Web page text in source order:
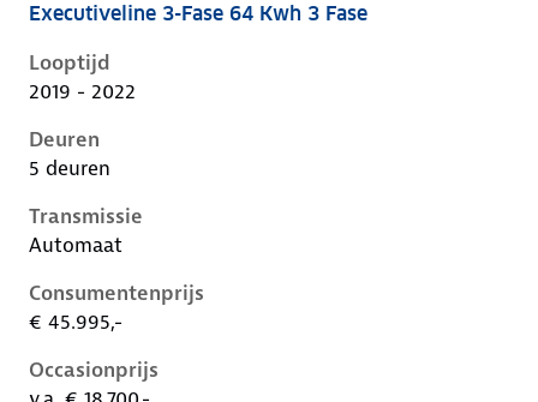
Kia Niro i-de-1e-facelift, 64 kwh 3 fase, 150 kW,
Executiveline 3-Fase 64 Kwh 3 Fase
Looptijd
2019 - 2022
Deuren
5 deuren
Transmissie
Automaat
Consumentenprijs
€ 45.995,-
Occasionprijs